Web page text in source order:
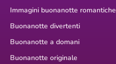
Immagini buonanotte romantiche
Buonanotte divertenti
Buonanotte a domani
Buonanotte originale